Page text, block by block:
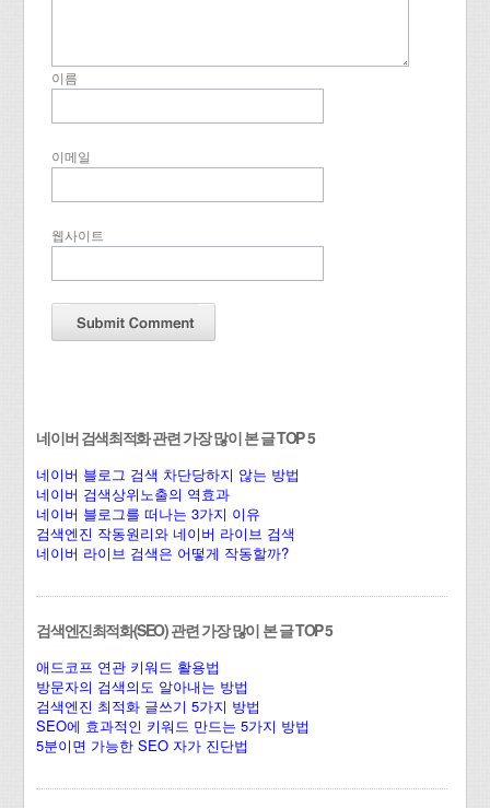
이름
이메일
웹사이트
네이버 검색최적화 관련 가장 많이 본 글 TOP 5
네이버 블로그 검색 차단당하지 않는 방법
네이버 검색상위노출의 역효과
네이버 블로그를 떠나는 3가지 이유
검색엔진 작동원리와 네이버 라이브 검색
네이버 라이브 검색은 어떻게 작동할까?
검색엔진최적화(SEO) 관련 가장 많이 본 글 TOP 5
애드코프 연관 키워드 활용법
방문자의 검색의도 알아내는 방법
검색엔진 최적화 글쓰기 5가지 방법
SEO에 효과적인 키워드 만드는 5가지 방법
5분이면 가능한 SEO 자가 진단법